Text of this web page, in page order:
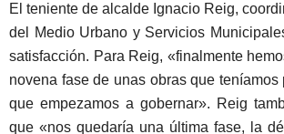
El teniente de alcalde Ignacio Reig,
del Medio Urbano y Servicios
satisfacción. Para Reig, «finalmente
novena fase de unas obras que
que empezamos a gobernar». Reig
que «nos quedaría una última fase, la